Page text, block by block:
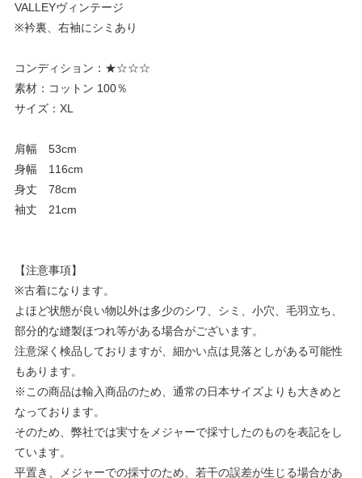
VALLEYヴィンテージ
※衿裏、右袖にシミあり
コンディション：★☆☆☆
素材：コットン 100％
サイズ：XL
肩幅 53cm
身幅 116cm
身丈 78cm
袖丈 21cm
【注意事項】
※古着になります。
よほど状態が良い物以外は多少のシワ、シミ、小穴、毛羽立ち、
部分的な縫製ほつれ等がある場合がございます。
注意深く検品しておりますが、細かい点は見落としがある可能性
もあります。
※この商品は輸入商品のため、通常の日本サイズよりも大きめと
なっております。
そのため、弊社では実寸をメジャーで採寸したのものを表記をし
ています。
平置き、メジャーでの採寸のため、若干の誤差が生じる場合があ